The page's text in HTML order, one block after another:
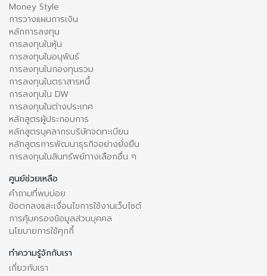
Money Style
การวางแผนการเงิน
หลักการลงทุน
การลงทุนในหุ้น
การลงทุนในอนุพันธ์
การลงทุนในกองทุนรวม
การลงทุนในตราสารหนี้
การลงทุนใน DW
การลงทุนในต่างประเทศ
หลักสูตรผู้ประกอบการ
หลักสูตรบุคลากรบริษัทจดทะเบียน
หลักสูตรการพัฒนาธุรกิจอย่างยั่งยืน
การลงทุนในสินทรัพย์ทางเลือกอื่น ๆ
ศูนย์ช่วยเหลือ
คำถามที่พบบ่อย
ข้อตกลงและเงื่อนไขการใช้งานเว็บไซต์
การคุ้มครองข้อมูลส่วนบุคคล
นโยบายการใช้คุกกี้
ทำความรู้จักกับเรา
เกี่ยวกับเรา